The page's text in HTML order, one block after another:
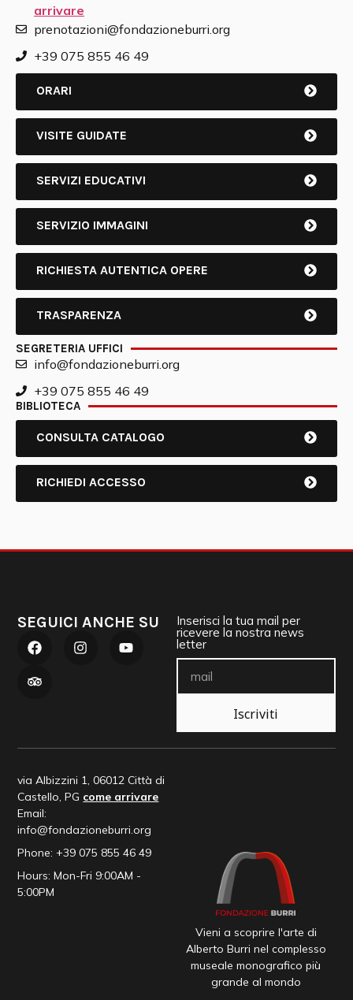
arrivare
prenotazioni@fondazioneburri.org
+39 075 855 46 49
ORARI
VISITE GUIDATE
SERVIZI EDUCATIVI
SERVIZIO IMMAGINI
RICHIESTA AUTENTICA OPERE
TRASPARENZA
SEGRETERIA UFFICI
info@fondazioneburri.org
+39 075 855 46 49
BIBLIOTECA
CONSULTA CATALOGO
RICHIEDI ACCESSO
SEGUICI ANCHE SU Inserisci la tua mail per
ricevere la nostra news
letter
Iscriviti
Vieni a scoprire l'arte di
Alberto Burri nel complesso
museale monografico più
grande al mondo
via Albizzini 1, 06012 Città di
Castello, PG come arrivare
Email:
info@fondazioneburri.org
Phone: +39 075 855 46 49
Hours: Mon-Fri 9:00AM -
5:00PM